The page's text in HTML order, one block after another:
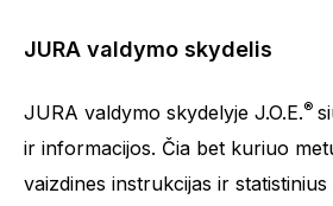
JURA valdymo skydelis
JURA valdymo skydelyje J.O.E.®
ir informacijos. Čia bet kuriuo
vaizdines instrukcijas ir